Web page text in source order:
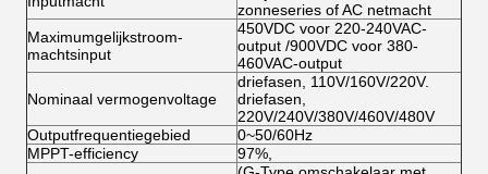
zonneseries of AC netmacht
Maximumgelijkstroom-
machtsinput
450VDC voor 220-240VAC-
output /900VDC voor 380-
460VAC-output
Nominaal vermogenvoltage
driefasen, 110V/160V/220V.
driefasen,
220V/240V/380V/460V/480V
Outputfrequentiegebied
0~50/60Hz
MPPT-efficiency
97%,